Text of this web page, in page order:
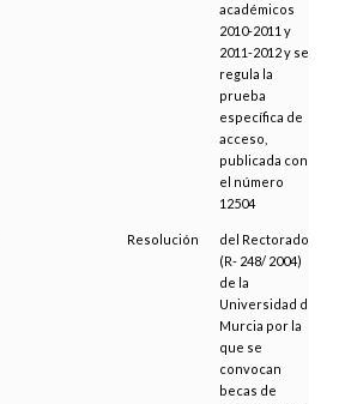
académicos
2010-2011 y
2011-2012 y se
regula la
prueba
específica de
acceso,
publicada con
el número
12504
Resolución
del Rectorado
(R- 248/ 2004)
de la
Universidad de
Murcia por la
que se
convocan
becas de